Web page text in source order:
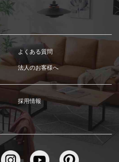
よくある質問
法人のお客様へ
採用情報